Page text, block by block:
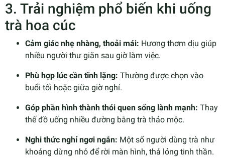
3. Trải nghiệm phổ biến khi uống
trà hoa cúc
Cảm giác nhẹ nhàng, thoải mái: Hương thơm dịu giúp
nhiều người thư giãn sau giờ làm việc.
Phù hợp lúc cần tĩnh lặng: Thường được chọn vào
buổi tối hoặc giữa giờ nghỉ.
Góp phần hình thành thói quen sống lành mạnh: Thay
thế đồ uống nhiều đường bằng trà thảo mộc.
Nghi thức nghỉ ngơi ngắn: Một số người dùng trà như
khoảng dừng nhỏ để rời màn hình, thả lỏng tinh thần.